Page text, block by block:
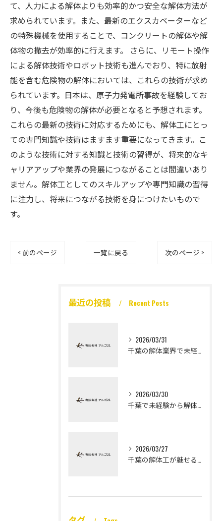
て、人力による解体よりも効率的かつ安全な解体方法が
求められています。また、最新のエクスカベーターなど
の特殊機械を使用することで、コンクリートの解体や解
体物の撤去が効率的に行えます。 さらに、リモート操作
による解体技術やロボット技術も進んでおり、特に放射
能を含む危険物の解体においては、これらの技術が求め
られています。日本は、原子力発電所事故を経験してお
り、今後も危険物の解体が必要となると予想されます。
これらの最新の技術に対応するためにも、解体工にとっ
ての専門知識や技術はますます重要になってきます。こ
のような技術に対する知識と技術の習得が、将来的なキ
ャリアアップや業界の発展につながることは間違いあり
ません。解体工としてのスキルアップや専門知識の習得
に注力し、将来につながる技術を身につけたいもので
す。
< 前のページ 一覧に戻る 次のページ >
最近の投稿 Recent Posts
2026/03/31
2026/03/30
2026/03/27